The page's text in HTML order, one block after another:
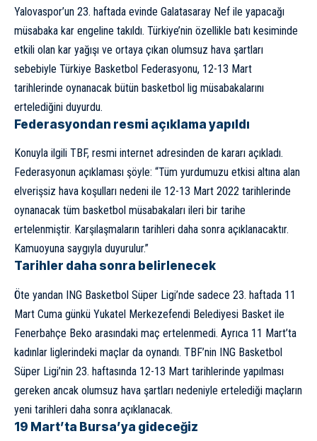
Yalovaspor’un 23. haftada evinde Galatasaray Nef ile yapacağı
müsabaka kar engeline takıldı. Türkiye’nin özellikle batı kesiminde
etkili olan kar yağışı ve ortaya çıkan olumsuz hava şartları
sebebiyle Türkiye Basketbol Federasyonu, 12-13 Mart
tarihlerinde oynanacak bütün basketbol lig müsabakalarını
ertelediğini duyurdu.
Federasyondan resmi açıklama yapıldı
Konuyla ilgili TBF, resmi internet adresinden de kararı açıkladı.
Federasyonun açıklaması şöyle: “Tüm yurdumuzu etkisi altına alan
elverişsiz hava koşulları nedeni ile 12-13 Mart 2022 tarihlerinde
oynanacak tüm basketbol müsabakaları ileri bir tarihe
ertelenmiştir. Karşılaşmaların tarihleri daha sonra açıklanacaktır.
Kamuoyuna saygıyla duyurulur.”
Tarihler daha sonra belirlenecek
Öte yandan ING Basketbol Süper Ligi’nde sadece 23. haftada 11
Mart Cuma günkü Yukatel Merkezefendi Belediyesi Basket ile
Fenerbahçe Beko arasındaki maç ertelenmedi. Ayrıca 11 Mart’ta
kadınlar liglerindeki maçlar da oynandı. TBF’nin ING Basketbol
Süper Ligi’nin 23. haftasında 12-13 Mart tarihlerinde yapılması
gereken ancak olumsuz hava şartları nedeniyle ertelediği maçların
yeni tarihleri daha sonra açıklanacak.
19 Mart’ta Bursa’ya gideceğiz